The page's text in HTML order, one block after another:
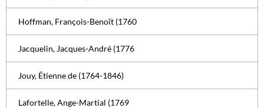
Hoffman, François-Benoît (1760
Jacquelin, Jacques-André (1776
Jouy, Étienne de (1764-1846)
Lafortelle, Ange-Martial (1769